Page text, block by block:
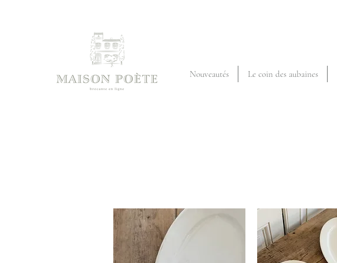
Nouveautés Le coin des aubaines